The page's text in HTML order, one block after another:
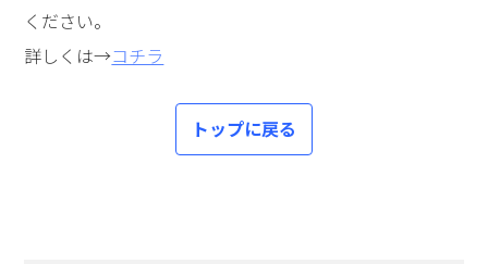
ください。
詳しくは→コチラ
トップに戻る